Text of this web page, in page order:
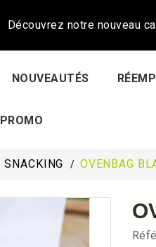
Découvrez notre nouveau
NOUVEAUTÉS
PROMO
SNACKING OVENBAG